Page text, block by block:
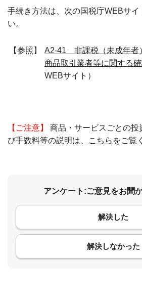
手続き方法は、次の国税庁WEBサイ
い。
【参照】
A2-41 非課税（未成年者
商品取引業者等に関する
WEBサイト）
【ご注意】
商品・サービスごとの投
び手数料等の説明は、
こちら をご覧
アンケート:ご意見をお聞
解決した
解決しなかった
コメント